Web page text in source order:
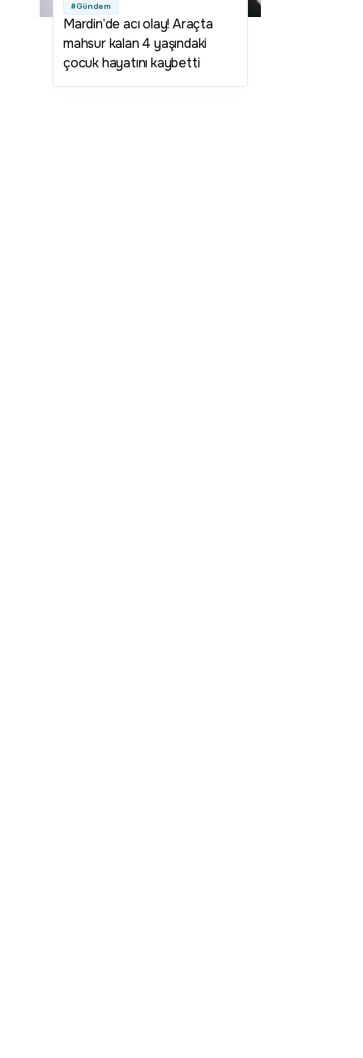
#Gündem
Mardin’de acı olay! Araçta
mahsur kalan 4 yaşındaki
çocuk hayatını kaybetti